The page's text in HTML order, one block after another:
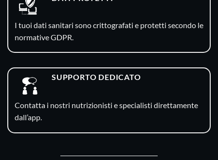
I tuoi dati sanitari sono crittografati e protetti secondo le
normative GDPR.
SUPPORTO DEDICATO
Contatta i nostri nutrizionisti e specialisti direttamente
dall’app.